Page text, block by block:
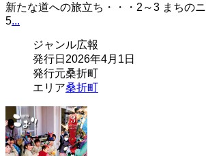
新たな道への旅立ち・・・2～3 まちの
5...
ジャンル広報
発行日 2026年4月1日
発行元桑折町
エリア桑折町